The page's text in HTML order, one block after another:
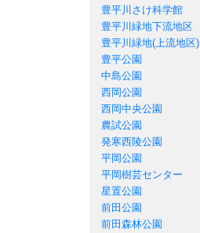
豊平川さけ科学館
豊平川緑地下流地区
豊平川緑地(上流地区)
豊平公園
中島公園
西岡公園
西岡中央公園
農試公園
発寒西陵公園
平岡公園
平岡樹芸センター
星置公園
前田公園
前田森林公園